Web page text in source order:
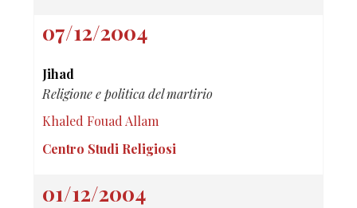
07/12/2004
Jihad
Religione e politica del martirio
Khaled Fouad Allam
Centro Studi Religiosi
01/12/2004